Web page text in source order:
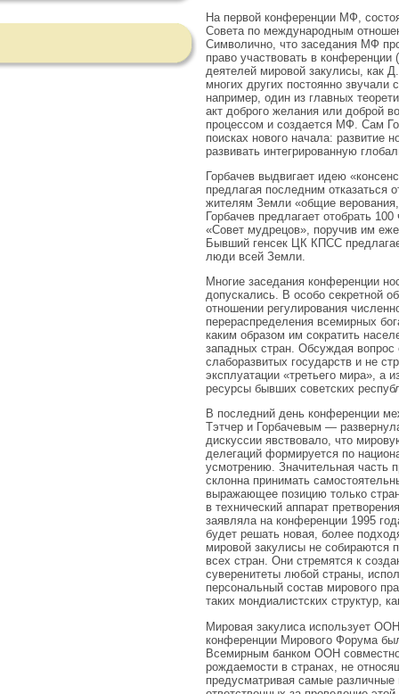
На первой конференции МФ,
Совета по международным
Символично, что заседания МФ
право участвовать в
деятелей мировой закулисы, как
многих других постоянно
например, один из главных
акт доброго желания или доброй
процессом и создается МФ. Сам
поисках нового начала: развитие
развивать интегрированную
Горбачев выдвигает идею
предлагая последним отказаться
жителям Земли «общие
Горбачев предлагает отобрать
«Совет мудрецов», поручив им
Бывший генсек ЦК КПСС
люди всей Земли.
Многие заседания конференции
допускались. В особо секретной
отношении регулирования
перераспределения всемирных
каким образом им сократить
западных стран. Обсуждая
слаборазвитых государств и не
эксплуатации «третьего мира», а
ресурсы бывших советских
В последний день конференции
Тэтчер и Горбачевым —
дискуссии явствовало, что
делегаций формируется по
усмотрению. Значительная часть
склонна принимать
выражающее позицию только
в технический аппарат
заявляла на конференции 1995
будет решать новая, более
мировой закулисы не собираются
всех стран. Они стремятся к
суверенитеты любой страны,
персональный состав мирового
таких мондиалистских структур,
Мировая закулиса использует
конференции Мирового Форума
Всемирным банком ООН
рождаемости в странах, не
предусматривая самые